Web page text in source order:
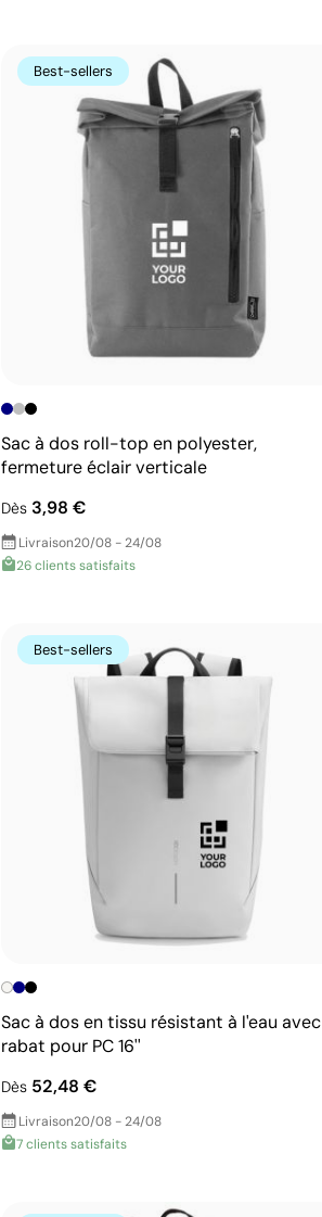
Best-sellers
Sac à dos roll-top en polyester,
fermeture éclair verticale
Dès 3,98 €
Livraison20/08 - 24/08
26 clients satisfaits
Best-sellers
Sac à dos en tissu résistant à l'eau avec
rabat pour PC 16''
Dès 52,48 €
Livraison20/08 - 24/08
7 clients satisfaits